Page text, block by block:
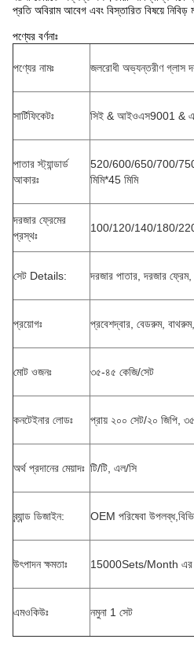
প্রতি অবিরাম আবেগ এবং বিস্তারিত বিষয়ে নিবিড়
পণ্যের বর্ণনাঃ
পণ্যের নামঃ জলরোধী অভ্যন্তরীণ গ্লাস
সার্টিফিকেটঃ সিই & আইওএস9001 &
পাতার স্ট্যান্ডার্ড
আকারঃ
520/600/650/700/
মিমি*45 মিমি
দরজার ফ্রেমের
প্রস্থঃ
100/120/140/180/
সেট Details: দরজার পাতার, দরজার
প্রয়োগঃ প্রবেশদ্বার, বেডরুম,
মোট ওজনঃ ৩৫-৪৫ কেজি/সেট
কনটেইনার লোডঃ প্রায় ২০০ সেট/২০ জিপি,
অর্থ প্রদানের মেয়াদঃ টি/টি, এল/সি
ব্র্যান্ড ডিজাইন: OEM পরিষেবা
উৎপাদন ক্ষমতাঃ 15000Sets/Month এর
এমওকিউঃ নমুনা 1 সেট